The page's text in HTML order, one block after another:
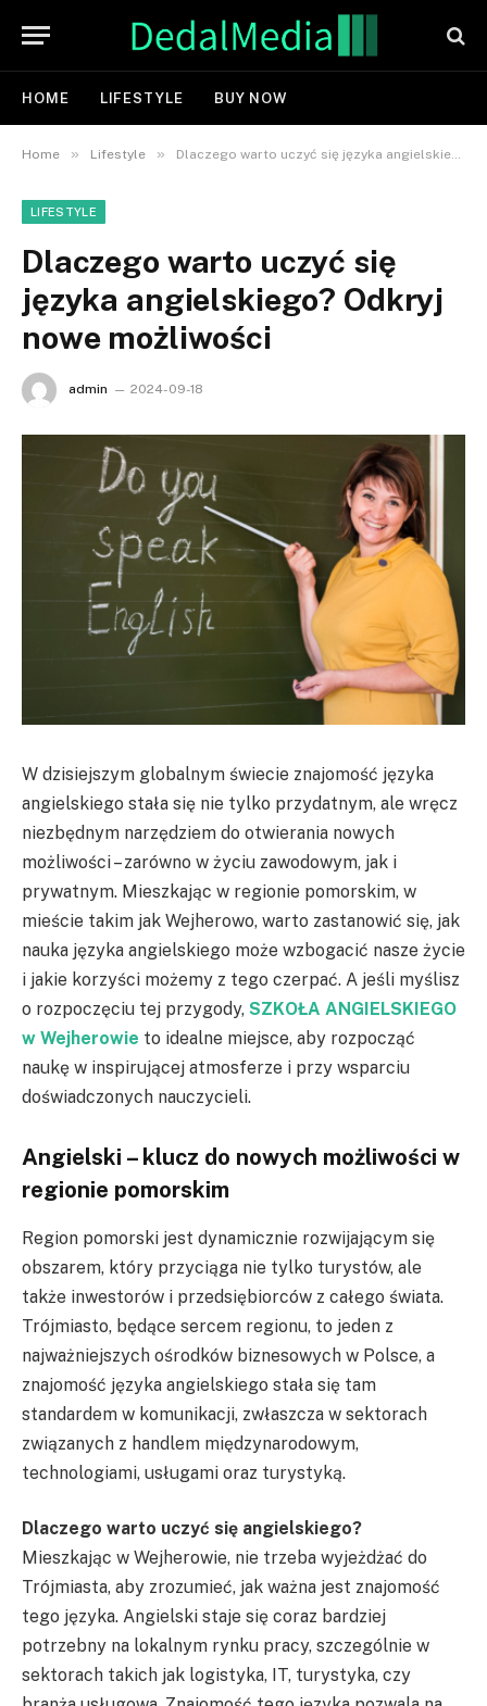
HOME LIFESTYLE BUY NOW
Home » Lifestyle » Dlaczego warto uczyć się języka angielskiego? Odkryj nowe możliwości
LIFESTYLE
Dlaczego warto uczyć się
języka angielskiego? Odkryj
nowe możliwości
admin 2024-09-18
W dzisiejszym globalnym świecie znajomość języka
angielskiego stała się nie tylko przydatnym, ale wręcz
niezbędnym narzędziem do otwierania nowych
możliwości – zarówno w życiu zawodowym, jak i
prywatnym. Mieszkając w regionie pomorskim, w
mieście takim jak Wejherowo, warto zastanowić się, jak
nauka języka angielskiego może wzbogacić nasze życie
i jakie korzyści możemy z tego czerpać. A jeśli myślisz
o rozpoczęciu tej przygody, SZKOŁA ANGIELSKIEGO
w Wejherowie to idealne miejsce, aby rozpocząć
naukę w inspirującej atmosferze i przy wsparciu
doświadczonych nauczycieli.
Angielski – klucz do nowych możliwości w
regionie pomorskim
Region pomorski jest dynamicznie rozwijającym się
obszarem, który przyciąga nie tylko turystów, ale
także inwestorów i przedsiębiorców z całego świata.
Trójmiasto, będące sercem regionu, to jeden z
najważniejszych ośrodków biznesowych w Polsce, a
znajomość języka angielskiego stała się tam
standardem w komunikacji, zwłaszcza w sektorach
związanych z handlem międzynarodowym,
technologiami, usługami oraz turystyką.
Dlaczego warto uczyć się angielskiego?
Mieszkając w Wejherowie, nie trzeba wyjeżdżać do
Trójmiasta, aby zrozumieć, jak ważna jest znajomość
tego języka. Angielski staje się coraz bardziej
potrzebny na lokalnym rynku pracy, szczególnie w
sektorach takich jak logistyka, IT, turystyka, czy